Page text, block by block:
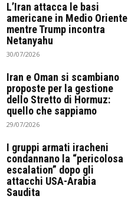
L’Iran attacca le basi
americane in Medio Oriente
mentre Trump incontra
Netanyahu
30/07/2026
Iran e Oman si scambiano
proposte per la gestione
dello Stretto di Hormuz:
quello che sappiamo
29/07/2026
I gruppi armati iracheni
condannano la “pericolosa
escalation” dopo gli
attacchi USA-Arabia
Saudita